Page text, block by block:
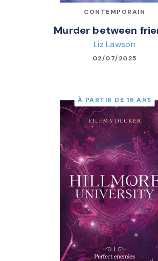
CONTEMPORAIN
Murder between
Liz Lawson
02/07/2025
À PARTIR DE 16 ANS